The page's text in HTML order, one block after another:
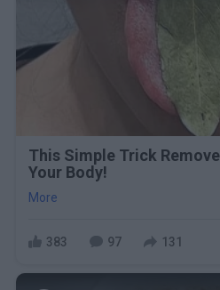
This Simple Trick
Your Body!
More
383 97 131